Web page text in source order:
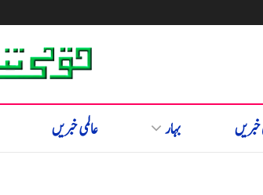
خبریں بہار عالمی خبریں